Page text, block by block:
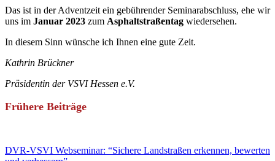
Das ist in der Adventzeit ein gebührender Seminarabschluss, ehe wir
uns im Januar 2023 zum Asphaltstraßentag wiedersehen.
In diesem Sinn wünsche ich Ihnen eine gute Zeit.
Kathrin Brückner
Präsidentin der VSVI Hessen e.V.
Frühere Beiträge
DVR-VSVI Webseminar: “Sichere Landstraßen erkennen, bewerten